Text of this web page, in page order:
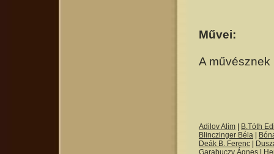
Művei:
A művésznek
Adilov Alim
B.Tóth
Blinczinger Béla
Deák B. Ferenc
Garabuczy Ágnes